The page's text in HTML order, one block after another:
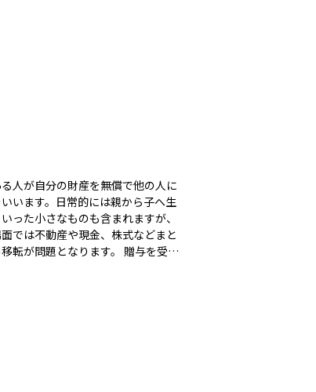
人が自分の財産を無償で他の人に
います。日常的には親から子へ生
った小さなものも含まれますが、
では不動産や現金、株式などまと
問題となります。 贈与を受け